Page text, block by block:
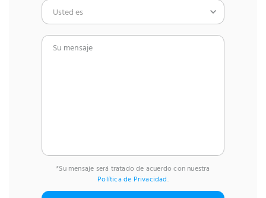
Usted es
*Su mensaje será tratado de acuerdo con nuestra
Política de Privacidad.